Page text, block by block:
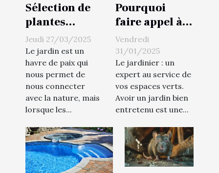
Sélection de
plantes
résistantes au
gel pour un
extérieur
éblouissant
toute l'année
Jeudi 27/03/2025
Le jardin est un
havre de paix qui
nous permet de
nous connecter
avec la nature, mais
lorsque les...
Pourquoi
faire appel à
un jardinier à
Boulogne-
Billancourt ?
Vendredi
31/01/2025
Le jardinier : un
expert au service de
vos espaces verts.
Avoir un jardin bien
entretenu est une...